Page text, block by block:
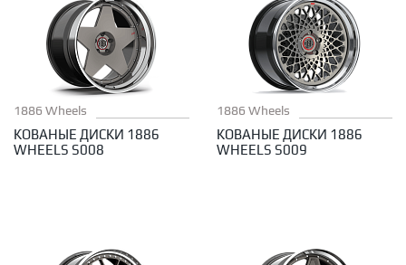
1886 Wheels
КОВАНЫЕ ДИСКИ 1886
WHEELS S008
1886 Wheels
КОВАНЫЕ ДИСКИ 1886
WHEELS S009